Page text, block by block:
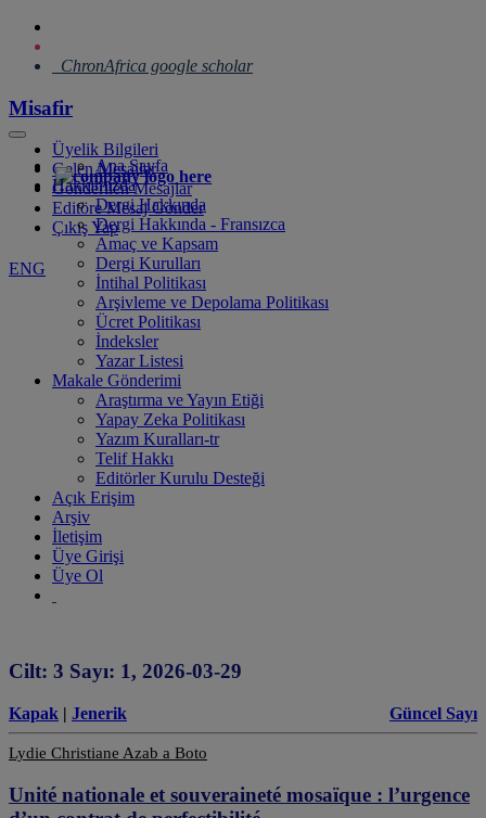
ChronAfrica google scholar
Misafir
Üyelik Bilgileri
Gelen Mesajlar
Gönderilen Mesajlar
Editöre Mesaj Gönder
Çıkış Yap
ENG
Ana Sayfa
Hakkımızda
Dergi Hakkında
Dergi Hakkında - Fransızca
Amaç ve Kapsam
Dergi Kurulları
İntihal Politikası
Arşivleme ve Depolama Politikası
Ücret Politikası
İndeksler
Yazar Listesi
Makale Gönderimi
Araştırma ve Yayın Etiği
Yapay Zeka Politikası
Yazım Kuralları-tr
Telif Hakkı
Editörler Kurulu Desteği
Açık Erişim
Arşiv
İletişim
Üye Girişi
Üye Ol
Cilt: 3 Sayı: 1, 2026-03-29
Kapak | Jenerik Güncel Sayı
Lydie Christiane Azab a Boto
Unité nationale et souveraineté mosaïque : l’urgence